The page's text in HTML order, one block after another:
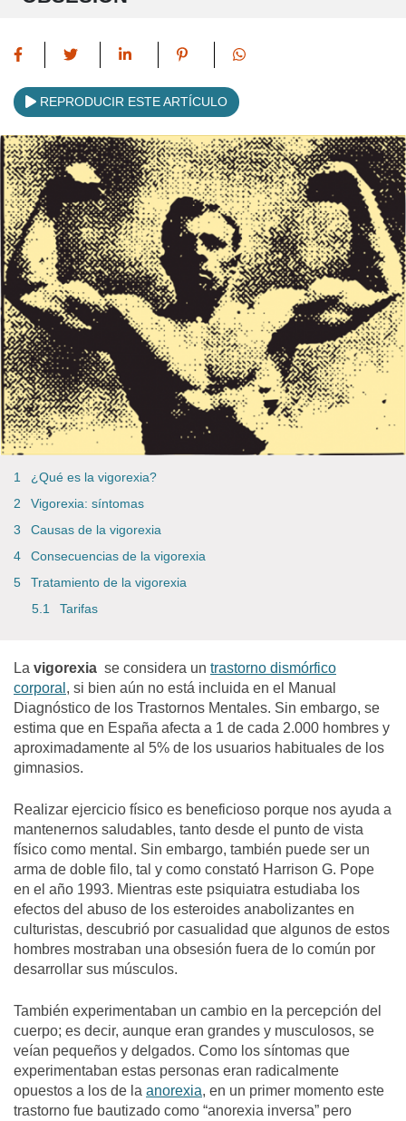
REPRODUCIR ESTE ARTÍCULO
¿Qué es la vigorexia?
Vigorexia: síntomas
Causas de la vigorexia
Consecuencias de la vigorexia
Tratamiento de la vigorexia
Tarifas
La vigorexia se considera un trastorno dismórfico
corporal, si bien aún no está incluida en el Manual
Diagnóstico de los Trastornos Mentales. Sin embargo, se
estima que en España afecta a 1 de cada 2.000 hombres y
aproximadamente al 5% de los usuarios habituales de los
gimnasios.
Realizar ejercicio físico es beneficioso porque nos ayuda a
mantenernos saludables, tanto desde el punto de vista
físico como mental. Sin embargo, también puede ser un
arma de doble filo, tal y como constató Harrison G. Pope
en el año 1993. Mientras este psiquiatra estudiaba los
efectos del abuso de los esteroides anabolizantes en
culturistas, descubrió por casualidad que algunos de estos
hombres mostraban una obsesión fuera de lo común por
desarrollar sus músculos.
También experimentaban un cambio en la percepción del
cuerpo; es decir, aunque eran grandes y musculosos, se
veían pequeños y delgados. Como los síntomas que
experimentaban estas personas eran radicalmente
opuestos a los de la anorexia, en un primer momento este
trastorno fue bautizado como “anorexia inversa” pero